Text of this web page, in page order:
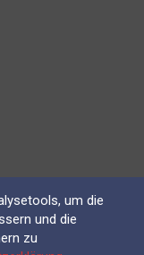
um die
und die
zu